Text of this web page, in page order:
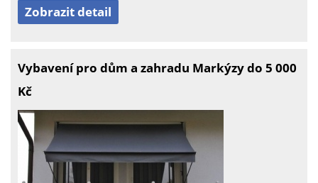
Zobrazit detail
Vybavení pro dům a zahradu Markýzy do 5 000
Kč